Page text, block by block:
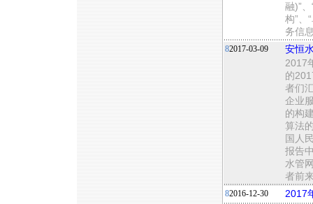
融)”
构”、
务信
82017-03-09
安恒
2017
的
者们
企业
的构
算法
国人
报告
水管
者前
82016-12-30 2017